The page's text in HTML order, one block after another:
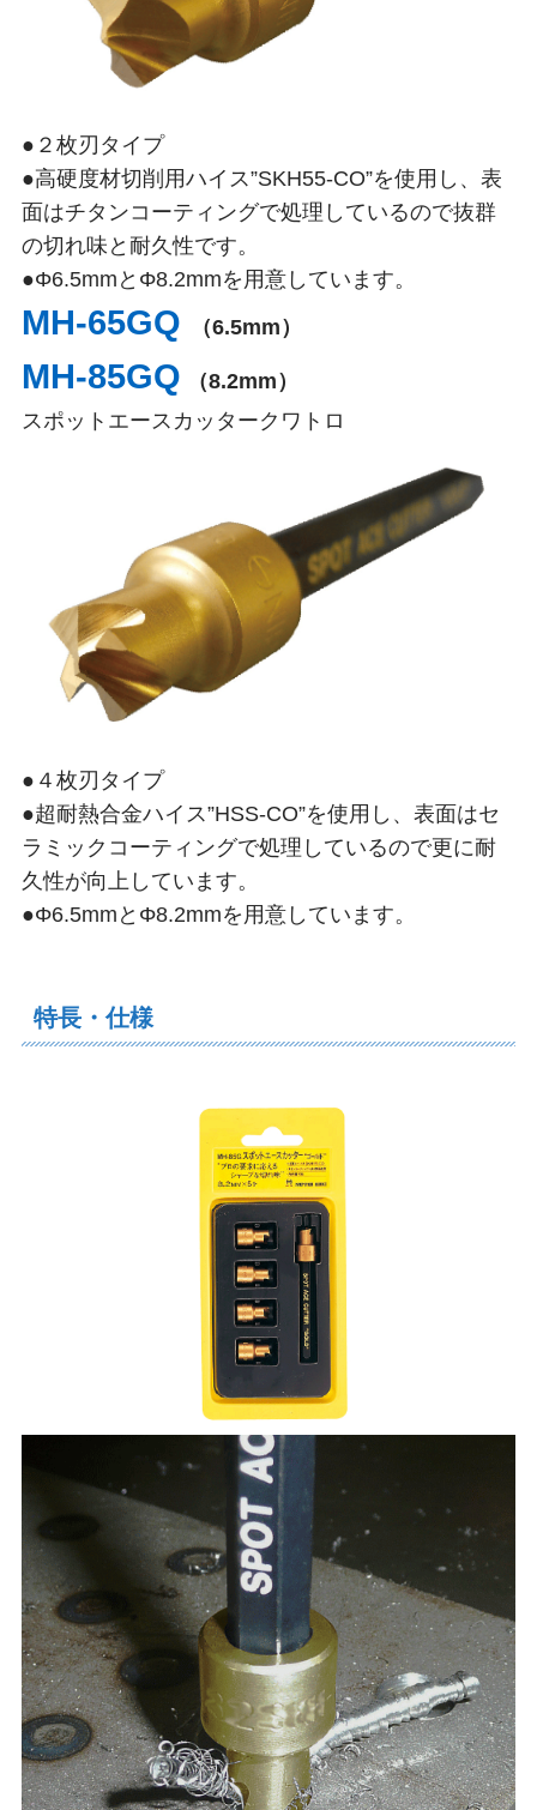
●２枚刃タイプ
●高硬度材切削用ハイス”SKH55-CO”を使用し、表
面はチタンコーティングで処理しているので抜群
の切れ味と耐久性です。
●Φ6.5mmとΦ8.2mmを用意しています。
MH-65GQ （6.5mm）
MH-85GQ
（8.2mm）
スポットエースカッタークワトロ
●４枚刃タイプ
●超耐熱合金ハイス”HSS-CO”を使用し、表面はセ
ラミックコーティングで処理しているので更に耐
久性が向上しています。
●Φ6.5mmとΦ8.2mmを用意しています。
特長・仕様